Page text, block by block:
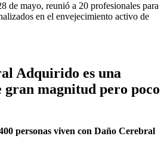
de mayo, reunió a 20 profesionales para
en el envejecimiento activo de
Adquirido es una
gran magnitud pero poco
personas viven con Daño Cerebral